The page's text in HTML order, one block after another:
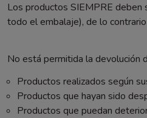
Los productos SIEMPRE
todo el embalaje), de lo
No está permitida la devolución
Productos realizados según
Productos que hayan sido
Productos que puedan